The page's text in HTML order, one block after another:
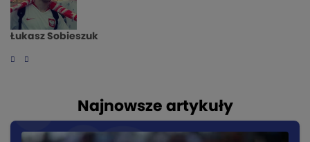
Łukasz Sobieszuk
Najnowsze artykuły